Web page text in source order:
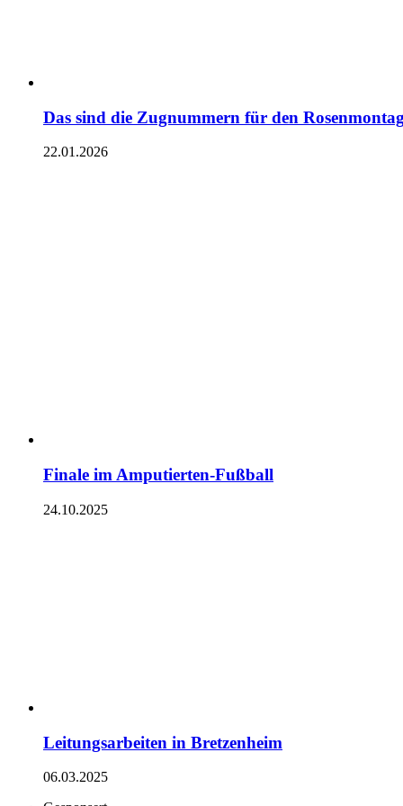
Das sind die Zugnummern für den
22.01.2026
Finale im Amputierten-Fußball
24.10.2025
Leitungsarbeiten in Bretzenheim
06.03.2025